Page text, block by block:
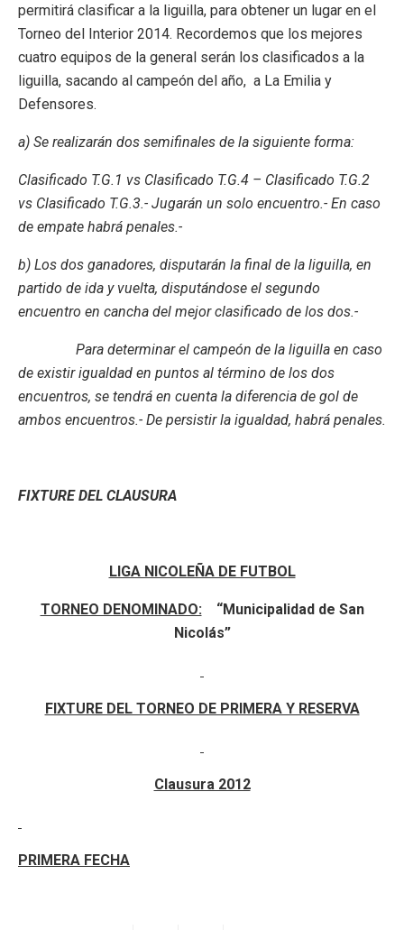
permitirá clasificar a la liguilla, para obtener un lugar en el
Torneo del Interior 2014. Recordemos que los mejores
cuatro equipos de la general serán los clasificados a la
liguilla, sacando al campeón del año, a La Emilia y
Defensores.
a) Se realizarán dos semifinales de la siguiente forma:
Clasificado T.G.1 vs Clasificado T.G.4 – Clasificado T.G.2
vs Clasificado T.G.3.- Jugarán un solo encuentro.- En caso
de empate habrá penales.-
b) Los dos ganadores, disputarán la final de la liguilla, en
partido de ida y vuelta, disputándose el segundo
encuentro en cancha del mejor clasificado de los dos.-
Para determinar el campeón de la liguilla en caso
de existir igualdad en puntos al término de los dos
encuentros, se tendrá en cuenta la diferencia de gol de
ambos encuentros.- De persistir la igualdad, habrá penales.
FIXTURE DEL CLAUSURA
LIGA NICOLEÑA DE FUTBOL
TORNEO DENOMINADO: “Municipalidad de San
Nicolás”
FIXTURE DEL TORNEO DE PRIMERA Y RESERVA
Clausura 2012
PRIMERA FECHA